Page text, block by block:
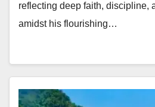
reflecting deep faith, discipline,
amidst his flourishing…